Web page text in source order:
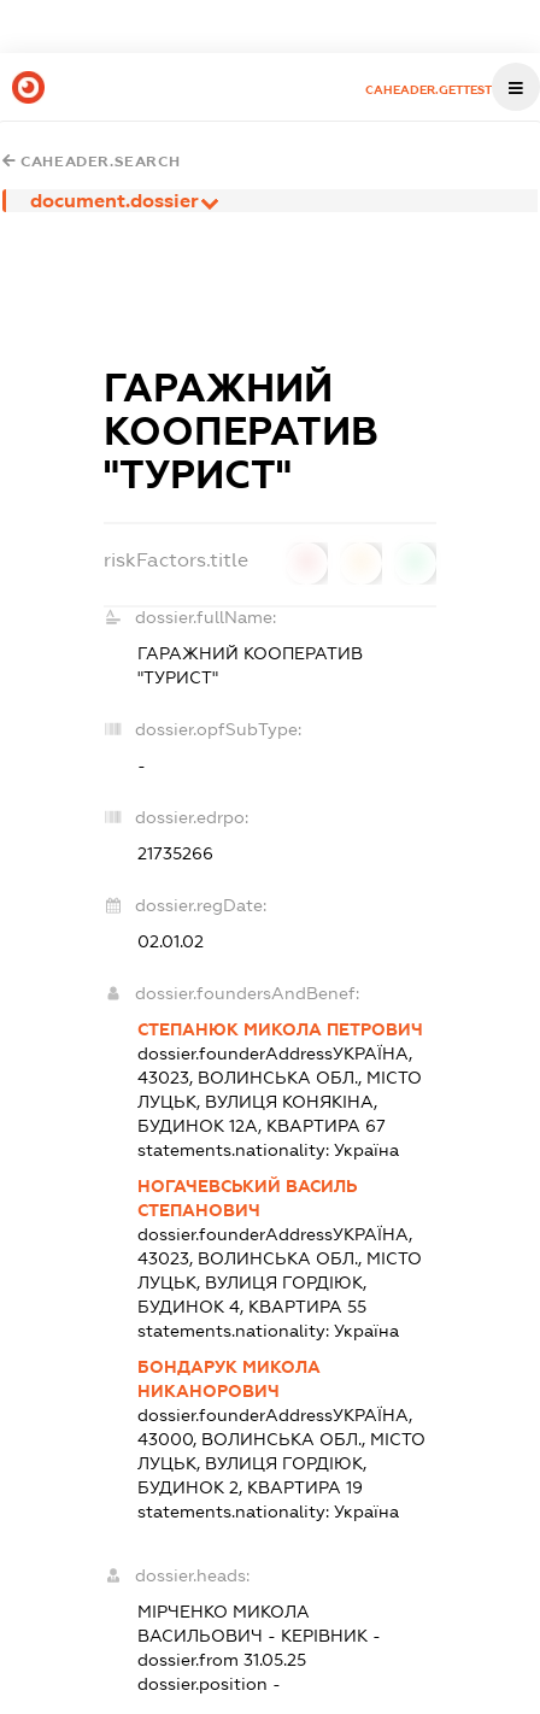
CAHEADER.GETTEST
CAHEADER.SEARCH
document.dossier
ГАРАЖНИЙ
КООПЕРАТИВ
"ТУРИСТ"
riskFactors.title
dossier.fullName:
ГАРАЖНИЙ КООПЕРАТИВ
"ТУРИСТ"
dossier.opfSubType:
-
dossier.edrpo:
21735266
dossier.regDate:
02.01.02
dossier.foundersAndBenef:
СТЕПАНЮК МИКОЛА ПЕТРОВИЧ
dossier.founderAddressУКРАЇНА,
43023, ВОЛИНСЬКА ОБЛ., МІСТО
ЛУЦЬК, ВУЛИЦЯ КОНЯКІНА,
БУДИНОК 12А, КВАРТИРА 67
statements.nationality:Україна
НОГАЧЕВСЬКИЙ ВАСИЛЬ
СТЕПАНОВИЧ
dossier.founderAddressУКРАЇНА,
43023, ВОЛИНСЬКА ОБЛ., МІСТО
ЛУЦЬК, ВУЛИЦЯ ГОРДІЮК,
БУДИНОК 4, КВАРТИРА 55
statements.nationality:Україна
БОНДАРУК МИКОЛА
НИКАНОРОВИЧ
dossier.founderAddressУКРАЇНА,
43000, ВОЛИНСЬКА ОБЛ., МІСТО
ЛУЦЬК, ВУЛИЦЯ ГОРДІЮК,
БУДИНОК 2, КВАРТИРА 19
statements.nationality:Україна
dossier.heads:
МІРЧЕНКО МИКОЛА
ВАСИЛЬОВИЧ - КЕРІВНИК -
dossier.from 31.05.25
dossier.position -